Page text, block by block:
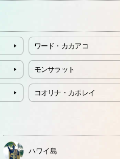
ワード・カカアコ
モンサラット
コオリナ・カポレイ
ハワイ島